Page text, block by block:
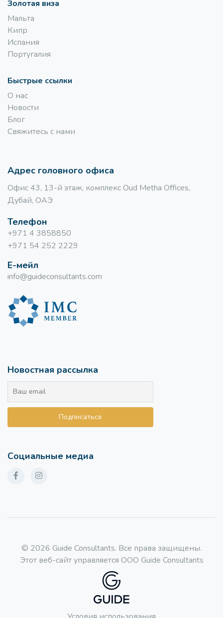
Золотая виза
Мальта
Кипр
Испания
Португалия
Быстрые ссылки
O нас
Новости
Блог
Свяжитесь с нами
Адрес головного офиса
Офис 43, 13-й этаж, комплекс Oud Metha Offices,
Дубай, ОАЭ
Телефон
+971 4 3858850
+971 54 252 2229
Е-мейл
info@guideconsultants.com
Новостная рассылка
Социальные медиа
© 2026 Guide Consultants. Все права защищены.
Этот веб-сайт управляется ООО Guide Consultants